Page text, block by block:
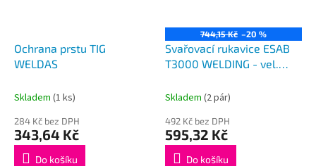
Ochrana prstu TIG
WELDAS
Skladem (1 ks)
284 Kč bez DPH
343,64 Kč
Do košíku
744,15 Kč –20 %
Svařovací rukavice ESAB
T3000 WELDING - vel.
Skladem (2 pár)
492 Kč bez DPH
595,32 Kč
Do košíku